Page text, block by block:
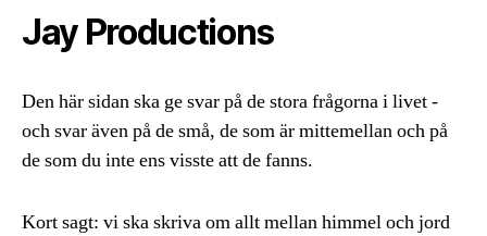
Jay Productions
Den här sidan ska ge svar på de stora frågorna i livet -
och svar även på de små, de som är mittemellan och på
de som du inte ens visste att de fanns.
Kort sagt: vi ska skriva om allt mellan himmel och jord